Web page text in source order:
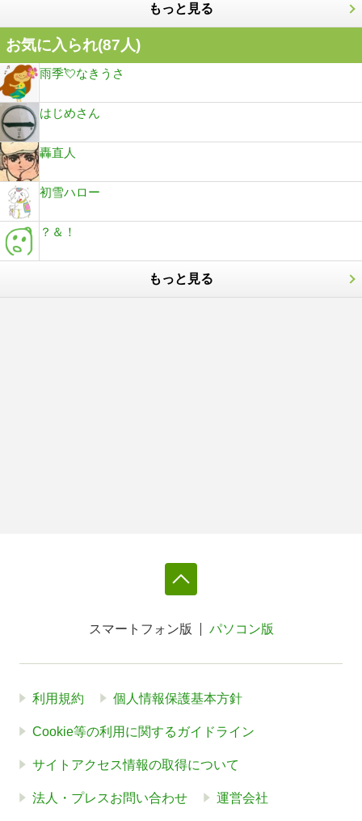
もっと見る
お気に入られ(87人)
雨季💘なきうさ
はじめさん
轟直人
初雪ハロー
？＆！
もっと見る
スマートフォン版 パソコン版
利用規約 個人情報保護基本方針
Cookie等の利用に関するガイドライン
サイトアクセス情報の取得について
法人・プレスお問い合わせ 運営会社